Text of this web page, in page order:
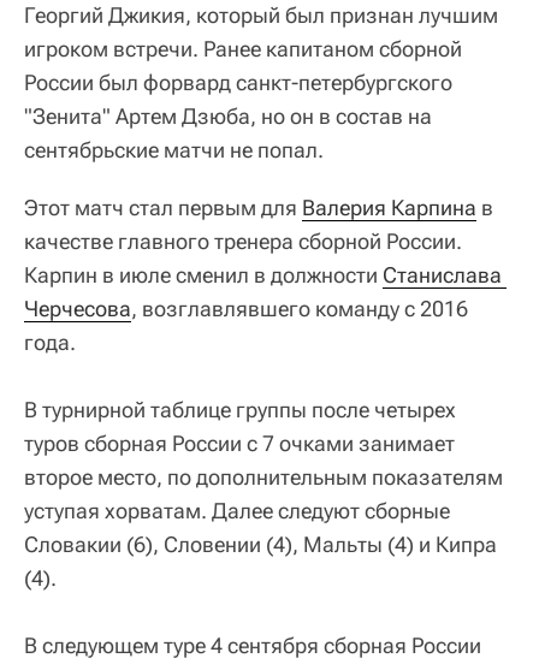
Георгий Джикия, который был признан лучшим
игроком встречи. Ранее капитаном сборной
России был форвард санкт-петербургского
"Зенита" Артем Дзюба, но он в состав на
сентябрьские матчи не попал.
Этот матч стал первым для Валерия Карпина в
качестве главного тренера сборной России.
Карпин в июле сменил в должности Станислава
Черчесова, возглавлявшего команду с 2016
года.
В турнирной таблице группы после четырех
туров сборная России с 7 очками занимает
второе место, по дополнительным показателям
уступая хорватам. Далее следуют сборные
Словакии (6), Словении (4), Мальты (4) и Кипра
(4).
В следующем туре 4 сентября сборная России